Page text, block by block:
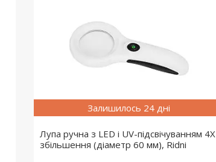
Залишилось 24 дні
Лупа ручна з LED і UV-підсвічуванням 4X
збільшення (діаметр 60 мм), Ridni